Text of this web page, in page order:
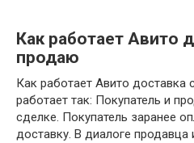
Как работает Авито
продаю
Как работает Авито доставка
работает так: Покупатель и
сделке. Покупатель заранее
доставку. В диалоге продавца